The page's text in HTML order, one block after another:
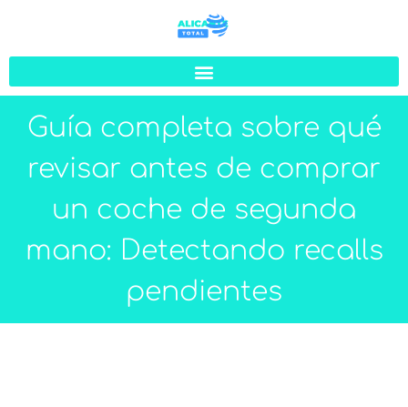
Guía completa sobre qué
revisar antes de comprar
un coche de segunda
mano: Detectando recalls
pendientes